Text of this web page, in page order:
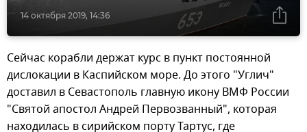
14 октября 2019, 14:36
Сейчас корабли держат курс в пункт постоянной
дислокации в Каспийском море. До этого "Углич"
доставил в Севастополь главную икону ВМФ России
"Святой апостол Андрей Первозванный", которая
находилась в сирийском порту Тартус, где